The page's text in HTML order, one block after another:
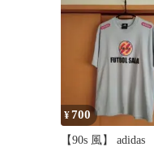
¥700
【90s 風】 adidas